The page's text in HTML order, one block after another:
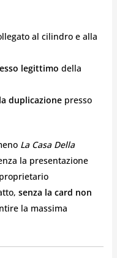
al cilindro e alla
legittimo della
duplicazionepresso
La Casa Della
la presentazione
senza la card non
la massima